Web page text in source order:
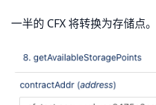
一半的 CFX 将转换为存储点。